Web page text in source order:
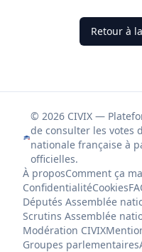
Retour à
© 2026 CIVIX —
de consulter les votes
nationale française à
officielles.
À proposComment ça
ConfidentialitéCookies
Députés Assemblée
Scrutins Assemblée
Modération CIVIX
Groupes parlementaires